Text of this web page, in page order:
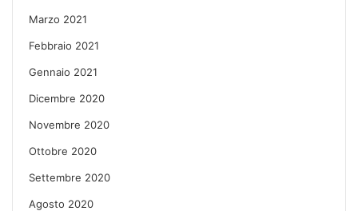
Marzo 2021
Febbraio 2021
Gennaio 2021
Dicembre 2020
Novembre 2020
Ottobre 2020
Settembre 2020
Agosto 2020